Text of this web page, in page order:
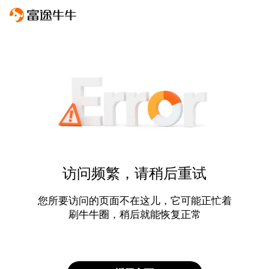
访问频繁，请稍后重试
您所要访问的页面不在这儿，它可能正忙着
刷牛牛圈，稍后就能恢复正常